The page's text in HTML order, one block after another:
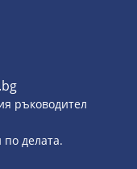
ръководител
по делата.